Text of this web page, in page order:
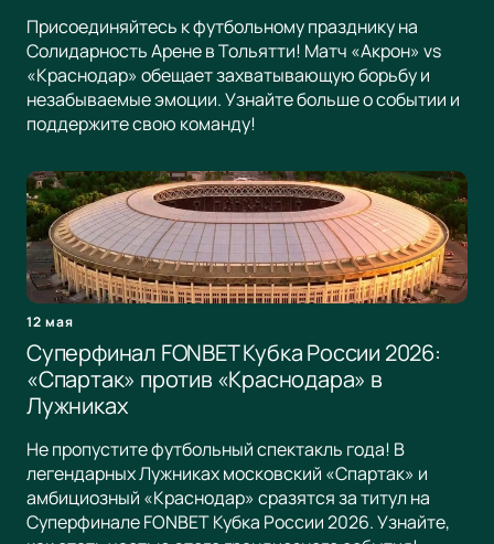
Присоединяйтесь к футбольному празднику на
Солидарность Арене в Тольятти! Матч «Акрон» vs
«Краснодар» обещает захватывающую борьбу и
незабываемые эмоции. Узнайте больше о событии и
поддержите свою команду!
12 мая
Суперфинал FONBET Кубка России 2026:
«Спартак» против «Краснодара» в
Лужниках
Не пропустите футбольный спектакль года! В
легендарных Лужниках московский «Спартак» и
амбициозный «Краснодар» сразятся за титул на
Суперфинале FONBET Кубка России 2026. Узнайте,